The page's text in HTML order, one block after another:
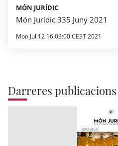
MÓN JURÍDIC
Món Jurídic 335 Juny 2021
Mon Jul 12 16:03:00 CEST 2021
Darreres publicacions